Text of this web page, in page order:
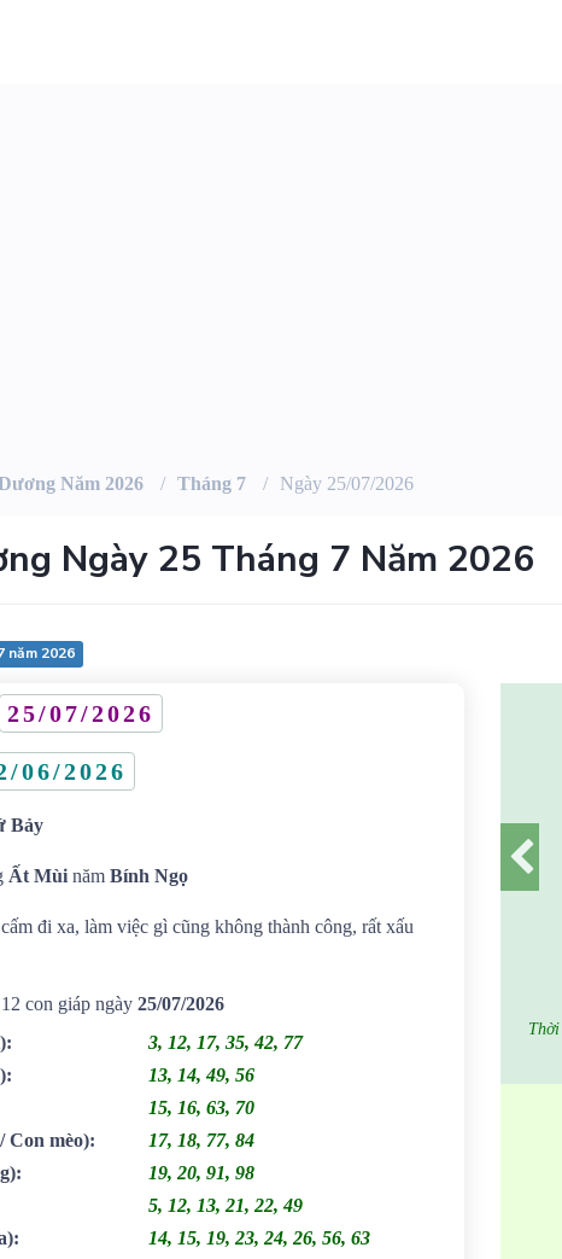
Năm 2026 Tháng 7 Ngày 25/07/2026
Ngày 25 Tháng 7 Năm 2026
năm 2026
25/07/2026
06/2026
Bảy
Ất Mùi năm Bính Ngọ
đi xa, làm việc gì cũng không thành công, rất xấu
con giáp ngày 25/07/2026
:
3, 12, 17, 35, 42, 77
:
13, 14, 49, 56
15, 16, 63, 70
Con mèo):
17, 18, 77, 84
:
19, 20, 91, 98
5, 12, 13, 21, 22, 49
:
14, 15, 19, 23, 24, 26, 56, 63